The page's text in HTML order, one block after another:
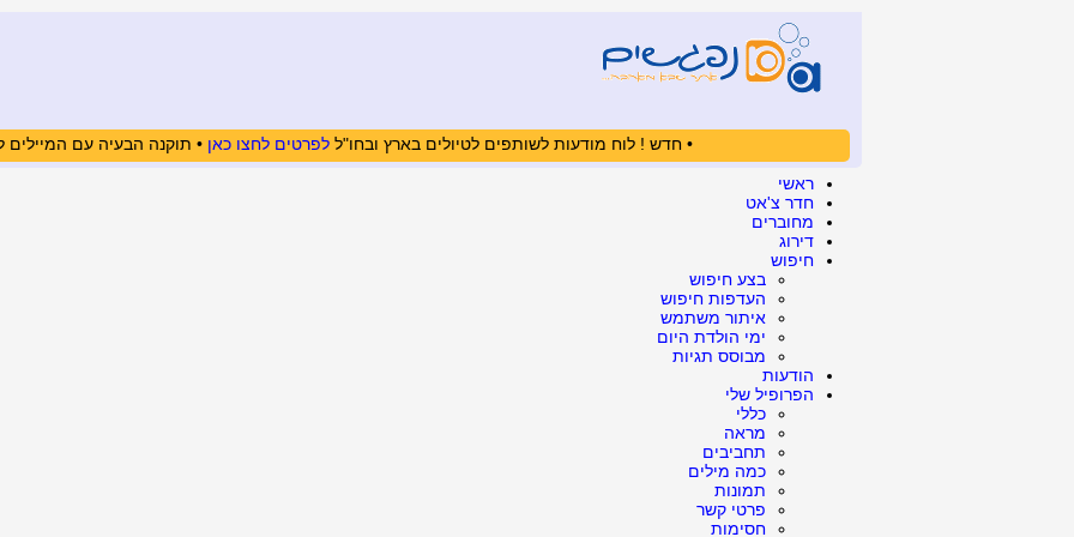
• חדש ! לוח מודעות לשותפים לטיולים בארץ ובחו"ללפרטים לחצו כאן • תוקנה הבעיה עם
ראשי
חדר צ'אט
מחוברים
דירוג
חיפוש
בצע חיפוש
העדפות חיפוש
איתור משתמש
ימי הולדת היום
מבוסס תגיות
הודעות
הפרופיל שלי
כללי
מראה
תחביבים
כמה מילים
תמונות
פרטי קשר
חסימות